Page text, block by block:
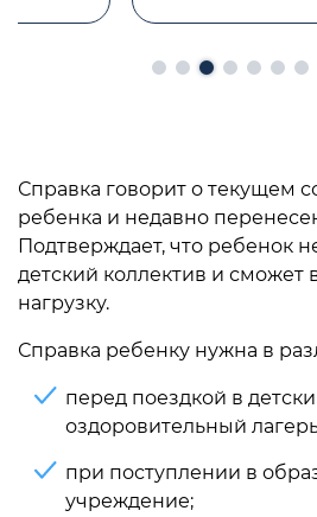
Справка говорит о текущем
ребенка и недавно
Подтверждает, что ребенок
детский коллектив и
нагрузку.
Справка ребенку нужна в
перед поездкой в
оздоровительный
при поступлении в
учреждение;